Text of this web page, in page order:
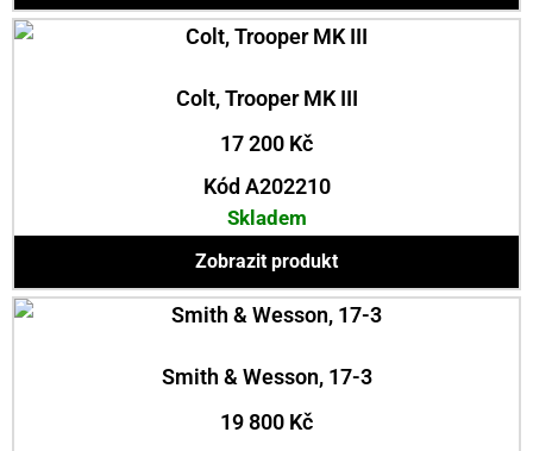
Colt, Trooper MK III
17 200 Kč
Kód A202210
Skladem
Zobrazit produkt
Smith & Wesson, 17-3
19 800 Kč